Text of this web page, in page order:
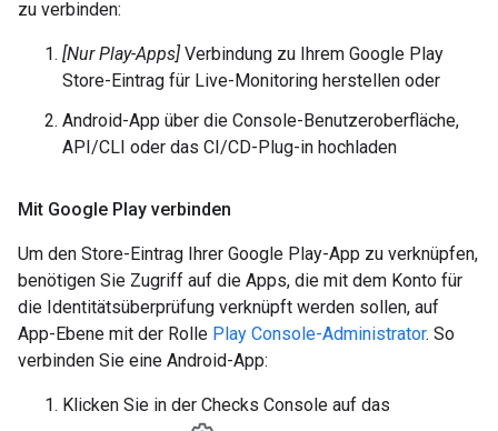
zu verbinden:
[Nur Play-Apps] Verbindung zu Ihrem Google Play
Store-Eintrag für Live-Monitoring herstellen oder
Android-App über die Console-Benutzeroberfläche,
API/CLI oder das CI/CD-Plug-in hochladen
Mit Google Play verbinden
Um den Store-Eintrag Ihrer Google Play-App zu verknüpfen,
benötigen Sie Zugriff auf die Apps, die mit dem Konto für
die Identitätsüberprüfung verknüpft werden sollen, auf
App-Ebene mit der Rolle Play Console-Administrator. So
verbinden Sie eine Android-App:
Klicken Sie in der Checks Console auf das